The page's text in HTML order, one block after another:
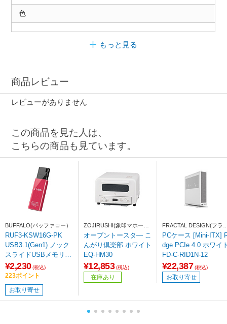
色
もっと見る
商品レビュー
レビューがありません
この商品を見た人は、
こちらの商品も見ています。
BUFFALO(バッファロー）
RUF3-KSW16G-PK
USB3.1(Gen1) ノック
スライドUSBメモリ [1
6GB・ピンク]
¥2,230 (税込)
223ポイント
お取り寄せ
ZOJIRUSHI(象印マホービ
ン)
オーブントースタ― こ
んがり倶楽部 ホワイト
EQ-HM30
¥12,853 (税込)
在庫あり
FRACTAL DESIGN(フラ
タルデザイン)
PCケース [Mini-ITX]
dge PCIe 4.0 ホワイ
FD-C-RID1N-12
¥22,387 (税込)
お取り寄せ